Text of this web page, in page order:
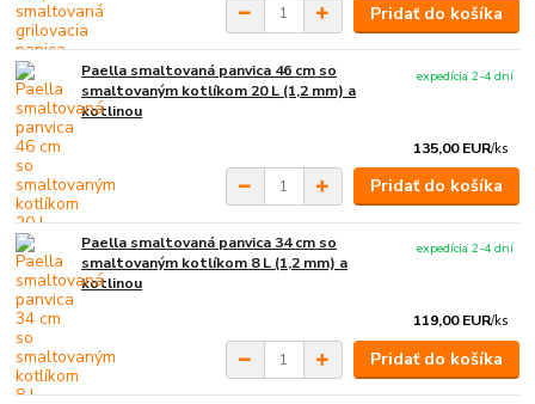
Pridať do košíka
Paella smaltovaná panvica 46 cm so
smaltovaným kotlíkom 20 L (1,2 mm) a
kotlinou
135,00 EUR/ks
expedícia 2-4 dní
Pridať do košíka
Paella smaltovaná panvica 34 cm so
smaltovaným kotlíkom 8 L (1,2 mm) a
kotlinou
119,00 EUR/ks
expedícia 2-4 dní
Pridať do košíka